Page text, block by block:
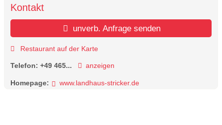
Kontakt
unverb. Anfrage senden
Restaurant auf der Karte
Telefon: +49 465... anzeigen
Homepage: www.landhaus-stricker.de